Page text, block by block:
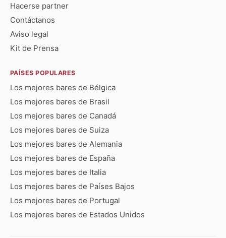
Hacerse partner
Contáctanos
Aviso legal
Kit de Prensa
PAÍSES POPULARES
Los mejores bares de Bélgica
Los mejores bares de Brasil
Los mejores bares de Canadá
Los mejores bares de Suiza
Los mejores bares de Alemania
Los mejores bares de España
Los mejores bares de Italia
Los mejores bares de Países Bajos
Los mejores bares de Portugal
Los mejores bares de Estados Unidos